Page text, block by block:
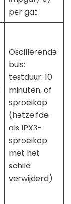
per gat
Oscillerende
buis:
testduur: 10
minuten, of
sproeikop
(hetzelfde
als IPX3-
sproeikop
met het
schild
verwijderd)